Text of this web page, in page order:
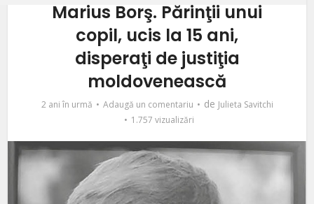
Marius Borş. Părinţii unui
copil, ucis la 15 ani,
disperaţi de justiţia
moldovenească
2 ani în urmă Adaugă un comentariu de Julieta Savitchi
1.757 vizualizări